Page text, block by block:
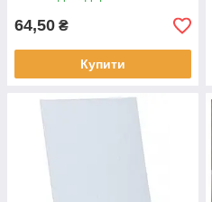
64,50 ₴
Купити